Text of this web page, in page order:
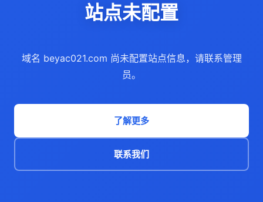
站点未配置
域名 beyac021.com 尚未配置站点信息，请联系管理
员。
了解更多
联系我们